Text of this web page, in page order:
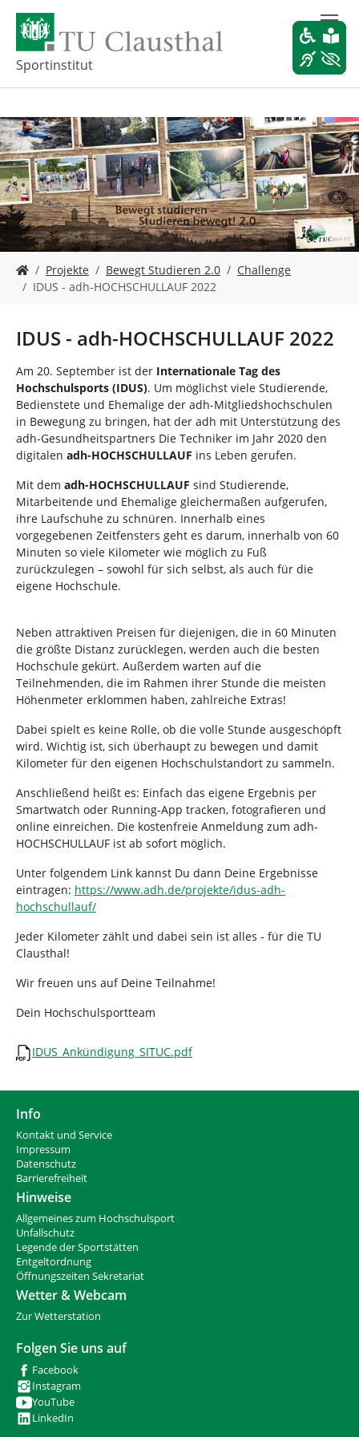
u
t
i
n
h
a
l
t
s
Sportinstitut
i
n
h
i
e
r
:
Projekte Bewegt Studieren 2.0
Challenge
IDUS - adh-HOCHSCHULLAUF 2022
IDUS - adh-HOCHSCHULLAUF 2022
Am 20. September ist der Internationale Tag des
Hochschulsports (IDUS). Um möglichst viele Studierende,
Bedienstete und Ehemalige der adh-Mitgliedshochschulen
in Bewegung zu bringen, hat der adh mit Unterstützung des
adh-Gesundheitspartners Die Techniker im Jahr 2020 den
digitalen adh-HOCHSCHULLAUF ins Leben gerufen.
Mit dem adh-HOCHSCHULLAUF sind Studierende,
Mitarbeitende und Ehemalige gleichermaßen aufgerufen,
ihre Laufschuhe zu schnüren. Innerhalb eines
vorgegebenen Zeitfensters geht es darum, innerhalb von 60
Minuten so viele Kilometer wie möglich zu Fuß
zurückzulegen – sowohl für sich selbst, als auch für die
eigene Hochschule.
Neben attraktiven Preisen für diejenigen, die in 60 Minuten
die größte Distanz zurücklegen, werden auch die besten
Hochschule gekürt. Außerdem warten auf die
Teilnehmenden, die im Rahmen ihrer Stunde die meisten
Höhenmeter erklommen haben, zahlreiche Extras!
Dabei spielt es keine Rolle, ob die volle Stunde ausgeschöpft
wird. Wichtig ist, sich überhaupt zu bewegen und damit
Kilometer für den eigenen Hochschulstandort zu sammeln.
Anschließend heißt es: Einfach das eigene Ergebnis per
Smartwatch oder Running-App tracken, fotografieren und
online einreichen. Die kostenfreie Anmeldung zum adh-
HOCHSCHULLAUF ist ab sofort möglich.
Unter folgendem Link kannst Du dann Deine Ergebnisse
eintragen: https://www.adh.de/projekte/idus-adh-
hochschullauf/
Jeder Kilometer zählt und dabei sein ist alles - für die TU
Clausthal!
Wir freuen uns auf Deine Teilnahme!
Dein Hochschulsportteam
IDUS_Ankündigung_SITUC.pdf
Info
Kontakt und Service
Impressum
Datenschutz
Barrierefreiheit
Hinweise
Allgemeines zum Hochschulsport
Unfallschutz
Legende der Sportstätten
Entgeltordnung
Öffnungszeiten Sekretariat
Wetter & Webcam
Zur Wetterstation
Folgen Sie uns auf
Facebook
Instagram
YouTube
LinkedIn